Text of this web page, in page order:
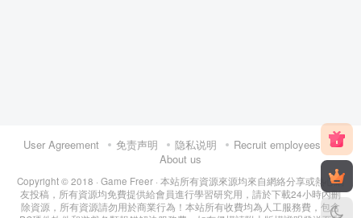
User Agreement 免责声明 隐私说明
Recruit employees
About us
Copyright © 2018 · Game Freer · 本站所有資源來源均來自網絡分享或熱心網
友投稿，所有資源均免費提供給會員進行學習研究用，請於下載24小時內刪
除資源，所有資源請勿用於商業行為！本站所有收費均為人工服務費，包含